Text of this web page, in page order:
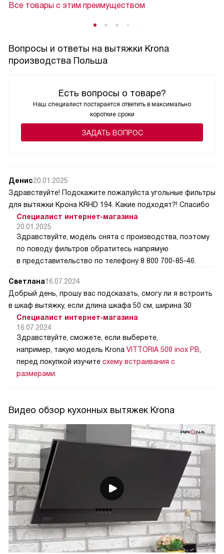
Все товары с этим преимуществом
Вопросы и ответы на вытяжки Krona
производства Польша
Есть вопросы о товаре?
Наш специалист постарается ответить в максимально
короткие сроки
ЗАДАТЬ ВОПРОС
Денис20.01.2025
Здравствуйте! Подскажите пожалуйста угольные фильтры
для вытяжки Крона KRHD 194. Какие подходят?! Спасибо
Специалист интернет-магазина
20.01.2025
Здравствуйте, модель снята с производства, поэтому
по поводу фильтров обратитесь напрямую
в представительство по телефону 8 800 700-85-46.
Светлана16.07.2024
Добрый день, прошу вас подсказать, смогу ли я встроить
в шкаф вытяжку, если длина шкафа 50 см, ширина 30
Специалист интернет-магазина
16.07.2024
Здравствуйте, сможете, если выберете,
например, такую модель Krona VITTORIA 500 inox PB
перед покупкой изучите схему встраивания с
размерами
Видео обзор кухонных вытяжек Krona